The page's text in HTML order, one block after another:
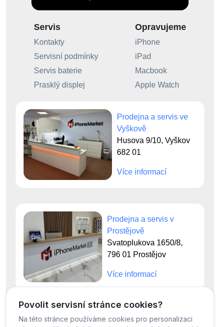
Povolit servisní stránce cookies?
Na této stránce používáme cookies pro personalizaci
Servis
Kontakty
Servisní podmínky
Servis baterie
Prasklý displej
Opravujeme
iPhone
iPad
Macbook
Apple Watch
Prodejna a servis ve
Vyškově
Husova 9/10, Vyškov
682 01
Více informací
Prodejna a servis v
Prostějově
Svatoplukova 1650/8,
796 01 Prostějov
Více informací